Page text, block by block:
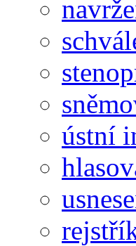
ústní